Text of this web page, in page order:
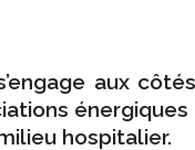
aux
hospitalier.